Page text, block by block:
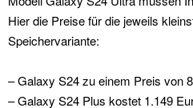
Hier die Preise für die jeweils
Speichervariante:
– Galaxy S24 zu einem Preis von
– Galaxy S24 Plus kostet 1.149